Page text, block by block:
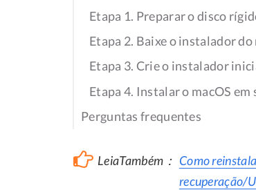
Etapa 1. Preparar o disco
Etapa 2. Baixe o instalador do
Etapa 3. Crie o instalador
Etapa 4. Instalar o macOS
Perguntas frequentes
LeiaTambém： Como
recuperação/